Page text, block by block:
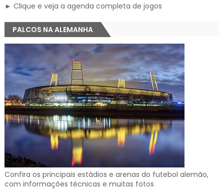
► Clique e veja a agenda completa de jogos
PALCOS NA ALEMANHA
Confira os principais estádios e arenas do futebol alemão,
com informações técnicas e muitas fotos